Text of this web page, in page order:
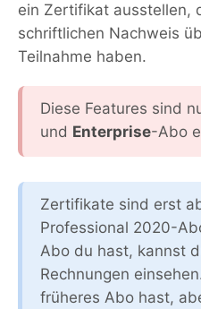
ein Zertifikat ausstellen,
schriftlichen Nachweis
Teilnahme haben.
Diese Features sind
und Enterprise-Abo
Zertifikate sind erst
Professional 2020-
Abo du hast, kannst
Rechnungen
früheres Abo hast,